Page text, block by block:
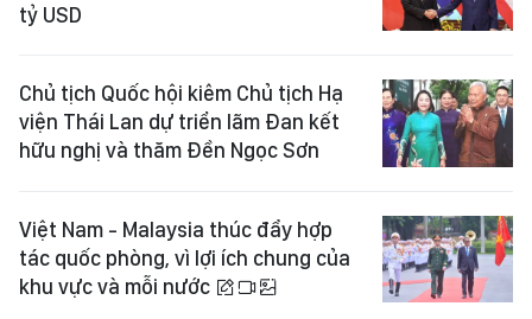
tỷ USD
Chủ tịch Quốc hội kiêm Chủ tịch Hạ
viện Thái Lan dự triển lãm Đan kết
hữu nghị và thăm Đền Ngọc Sơn
Việt Nam - Malaysia thúc đẩy hợp
tác quốc phòng, vì lợi ích chung của
khu vực và mỗi nước